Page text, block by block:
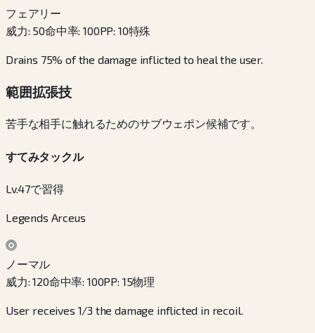
フェアリー
威力: 50命中率:100PP: 10特殊
Drains 75% of the damage inflicted to heal the user.
範囲拡張技
苦手な相手に触れるためのサブウェポン候補です。
すてみタックル
Lv.47で習得
Legends Arceus
ノーマル
威力:120命中率: 100PP: 15物理
User receives 1/3 the damage inflicted in recoil.